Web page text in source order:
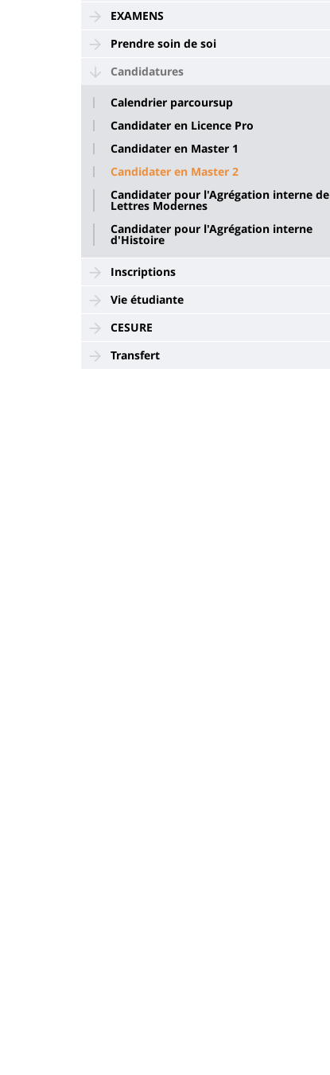
EXAMENS
Prendre soin de soi
Candidatures
Calendrier parcoursup
Candidater en Licence Pro
Candidater en Master 1
Candidater en Master 2
Candidater pour l'Agrégation interne de
Lettres Modernes
Candidater pour l'Agrégation interne
d'Histoire
Inscriptions
Vie étudiante
CESURE
Transfert